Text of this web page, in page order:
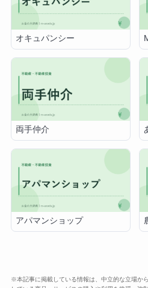
オキュパンシー
両手仲介
アパマンショップ
※本記事に掲載している情報は、中立的な立場か